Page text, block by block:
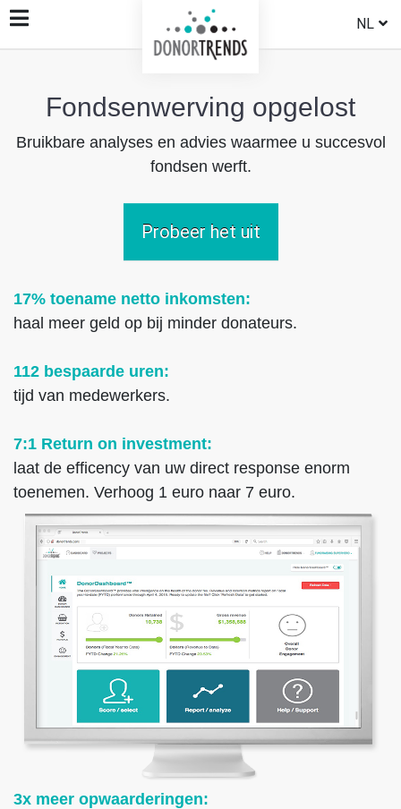
NL
Fondsenwerving opgelost
Bruikbare analyses en advies waarmee u succesvol
fondsen werft.
Probeer het uit
17% toename netto inkomsten:
haal meer geld op bij minder donateurs.
112 bespaarde uren:
tijd van medewerkers.
7:1 Return on investment:
laat de efficency van uw direct response enorm
toenemen. Verhoog 1 euro naar 7 euro.
3x meer opwaarderingen: